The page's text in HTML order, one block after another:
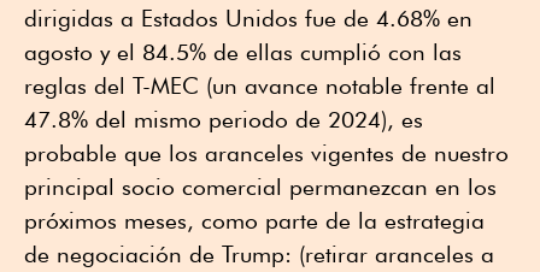
dirigidas a Estados Unidos fue de 4.68% en
agosto y el 84.5% de ellas cumplió con las
reglas del T-MEC (un avance notable frente al
47.8% del mismo periodo de 2024), es
probable que los aranceles vigentes de nuestro
principal socio comercial permanezcan en los
próximos meses, como parte de la estrategia
de negociación de Trump: (retirar aranceles a